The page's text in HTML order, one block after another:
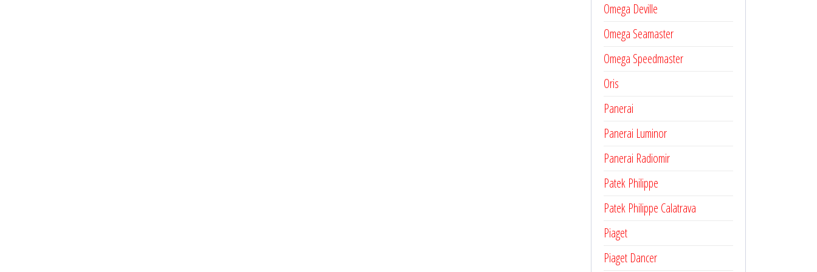
Omega Deville
Omega Seamaster
Omega Speedmaster
Oris
Panerai
Panerai Luminor
Panerai Radiomir
Patek Philippe
Patek Philippe Calatrava
Piaget
Piaget Dancer